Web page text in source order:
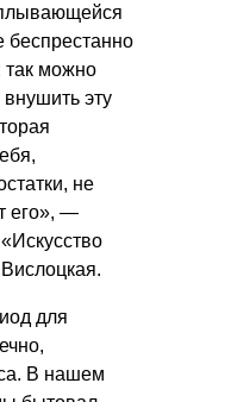
беспрестанно
так можно
эту
не
его», —
для
В нашем